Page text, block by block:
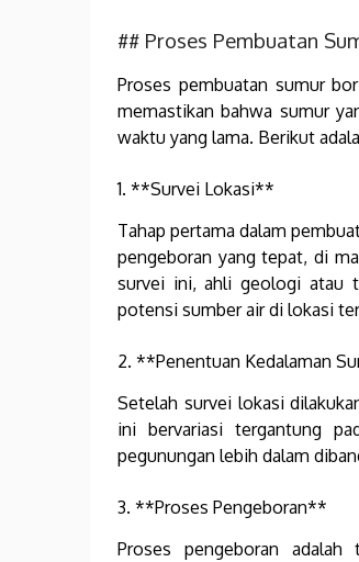
## Proses Pembuatan
Proses pembuatan sumur
memastikan bahwa sumur
waktu yang lama. Berikut
1. **Survei Lokasi**
Tahap pertama dalam
pengeboran yang tepat, di
survei ini, ahli geologi atau
potensi sumber air di lokasi
2. **Penentuan Kedalaman
Setelah survei lokasi
ini bervariasi tergantung
pegunungan lebih dalam
3. **Proses Pengeboran**
Proses pengeboran